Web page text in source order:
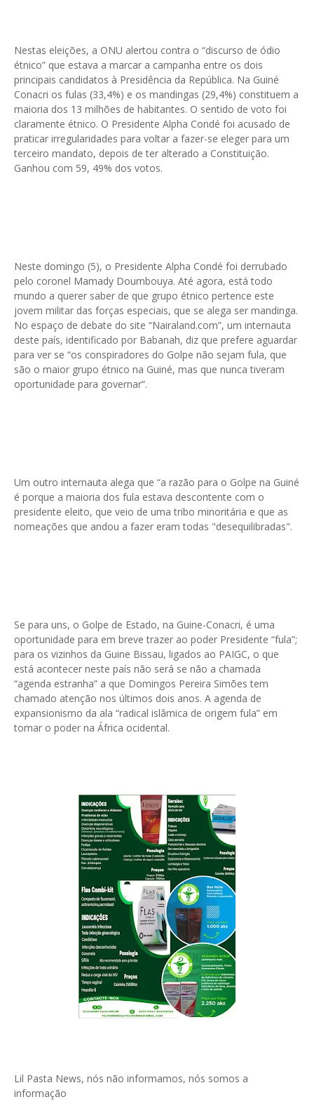
Nestas eleições, a ONU alertou contra o “discurso de ódio
étnico” que estava a marcar a campanha entre os dois
principais candidatos à Presidência da República. Na Guiné
Conacri os fulas (33,4%) e os mandingas (29,4%) constituem a
maioria dos 13 milhões de habitantes. O sentido de voto foi
claramente étnico. O Presidente Alpha Condé foi acusado de
praticar irregularidades para voltar a fazer-se eleger para um
terceiro mandato, depois de ter alterado a Constituição.
Ganhou com 59, 49% dos votos.
Neste domingo (5), o Presidente Alpha Condé foi derrubado
pelo coronel Mamady Doumbouya. Até agora, está todo
mundo a querer saber de que grupo étnico pertence este
jovem militar das forças especiais, que se alega ser mandinga.
No espaço de debate do site “Nairaland.com”, um internauta
deste país, identificado por Babanah, diz que prefere aguardar
para ver se “os conspiradores do Golpe não sejam fula, que
são o maior grupo étnico na Guiné, mas que nunca tiveram
oportunidade para governar”.
Um outro internauta alega que “a razão para o Golpe na Guiné
é porque a maioria dos fula estava descontente com o
presidente eleito, que veio de uma tribo minoritária e que as
nomeações que andou a fazer eram todas "desequilibradas".
Se para uns, o Golpe de Estado, na Guine-Conacri, é uma
oportunidade para em breve trazer ao poder Presidente “fula”;
para os vizinhos da Guine Bissau, ligados ao PAIGC, o que
está acontecer neste país não será se não a chamada
“agenda estranha” a que Domingos Pereira Simões tem
chamado atenção nos últimos dois anos. A agenda de
expansionismo da ala “radical islâmica de origem fula” em
tomar o poder na África ocidental.
Lil Pasta News, nós não informamos, nós somos a
informação